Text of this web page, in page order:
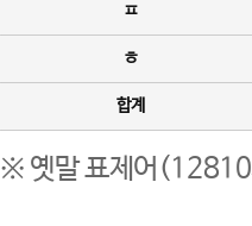
ㅍ
ㅎ
합계
※ 옛말 표제어(12810